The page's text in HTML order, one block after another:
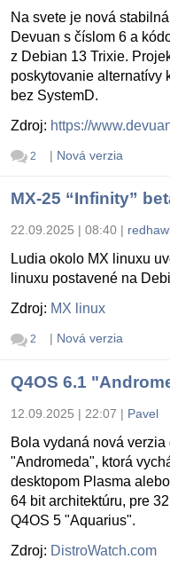
Na svete je nová
Devuan s číslom 6 a
z Debian 13 Trixie.
poskytovanie alternatívy
bez SystemD.
Zdroj: https://
2 | Nová verzia
MX-25 “Infinity”
22.09.2025 | 08:40 |
Ludia okolo MX linuxu
linuxu postavené na
Zdroj: MX linux
2 | Nová verzia
Q4OS 6.1
12.09.2025 | 22:07 | Pavel
Bola vydaná nová
"Andromeda", ktorá
desktopom Plasma
64 bit architektúru, pre
Q4OS 5 "Aquarius".
Zdroj: DistroWatch.com